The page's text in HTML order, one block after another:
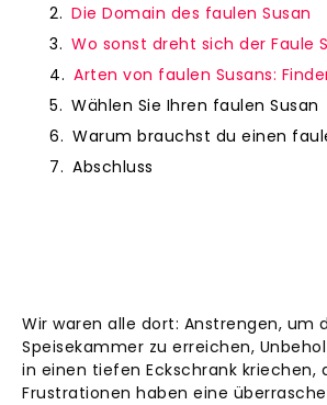
Die Domain des faulen Susan
Wo sonst dreht sich der Faule
Arten von faulen Susans:
Wählen Sie Ihren faulen Susan
Warum brauchst du einen
Abschluss
Wir waren alle dort: Anstrengen, um
Speisekammer zu erreichen,
in einen tiefen Eckschrank
Frustrationen haben eine